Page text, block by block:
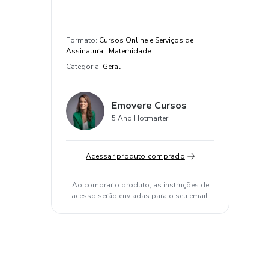
Formato: Cursos Online e Serviços de
Assinatura . Maternidade
Categoria: Geral
Emovere Cursos
5 Ano Hotmarter
Acessar produto comprado
Ao comprar o produto, as instruções de
acesso serão enviadas para o seu email.